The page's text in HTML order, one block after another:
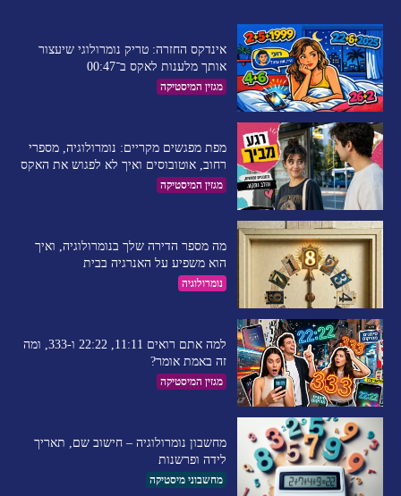
אינדקס החזרה: טריק נומרולוגי שיעצור
אותך מלענות לאקס ב־00:47
מגזין המיסטיקה
מפת מפגשים מקריים: נומרולוגיה, מספרי
רחוב, אוטובוסים ואיך לא לפגוש את האקס
מגזין המיסטיקה
מה מספר הדירה שלך בנומרולוגיה, ואיך
הוא משפיע על האנרגיה בבית
נומרולוגיה
למה אתם רואים 11:11, 22:22 ו-333, ומה
זה באמת אומר?
מגזין המיסטיקה
מחשבון נומרולוגיה – חישוב שם, תאריך
לידה ופרשנות
מחשבוני מיסטיקה